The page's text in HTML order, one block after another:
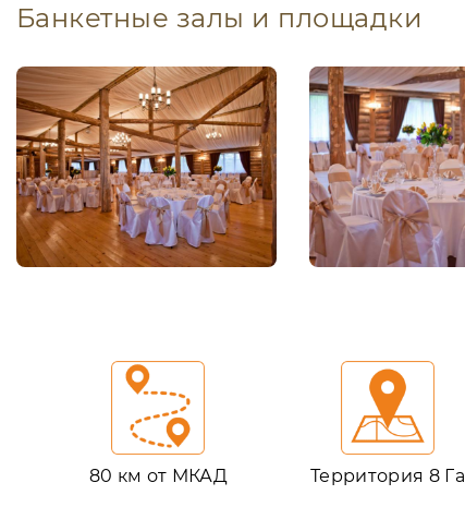
Банкетные залы и площадки
80 км от МКАД Территория 8 Га